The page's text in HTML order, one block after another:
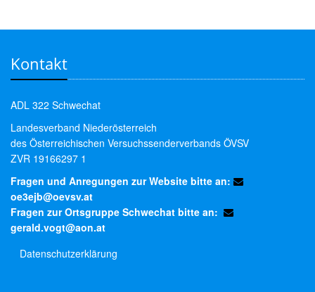
Kontakt
ADL 322 Schwechat
Landesverband Niederösterreich
des Österreichischen Versuchssenderverbands ÖVSV
ZVR 19166297 1
Fragen und Anregungen zur Website bitte an:
oe3ejb@oevsv.at
Fragen zur Ortsgruppe Schwechat bitte an:
gerald.vogt@aon.at
Datenschutzerklärung